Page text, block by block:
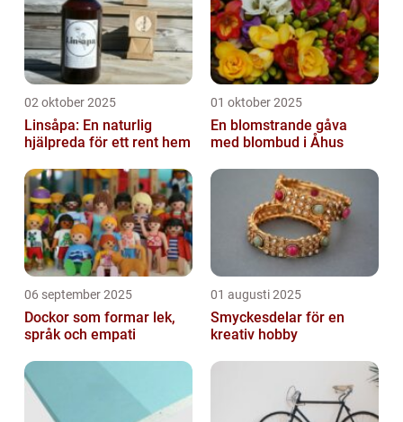
02 oktober 2025
Linsåpa: En naturlig
hjälpreda för ett rent hem
01 oktober 2025
En blomstrande gåva
med blombud i Åhus
06 september 2025
Dockor som formar lek,
språk och empati
01 augusti 2025
Smyckesdelar för en
kreativ hobby